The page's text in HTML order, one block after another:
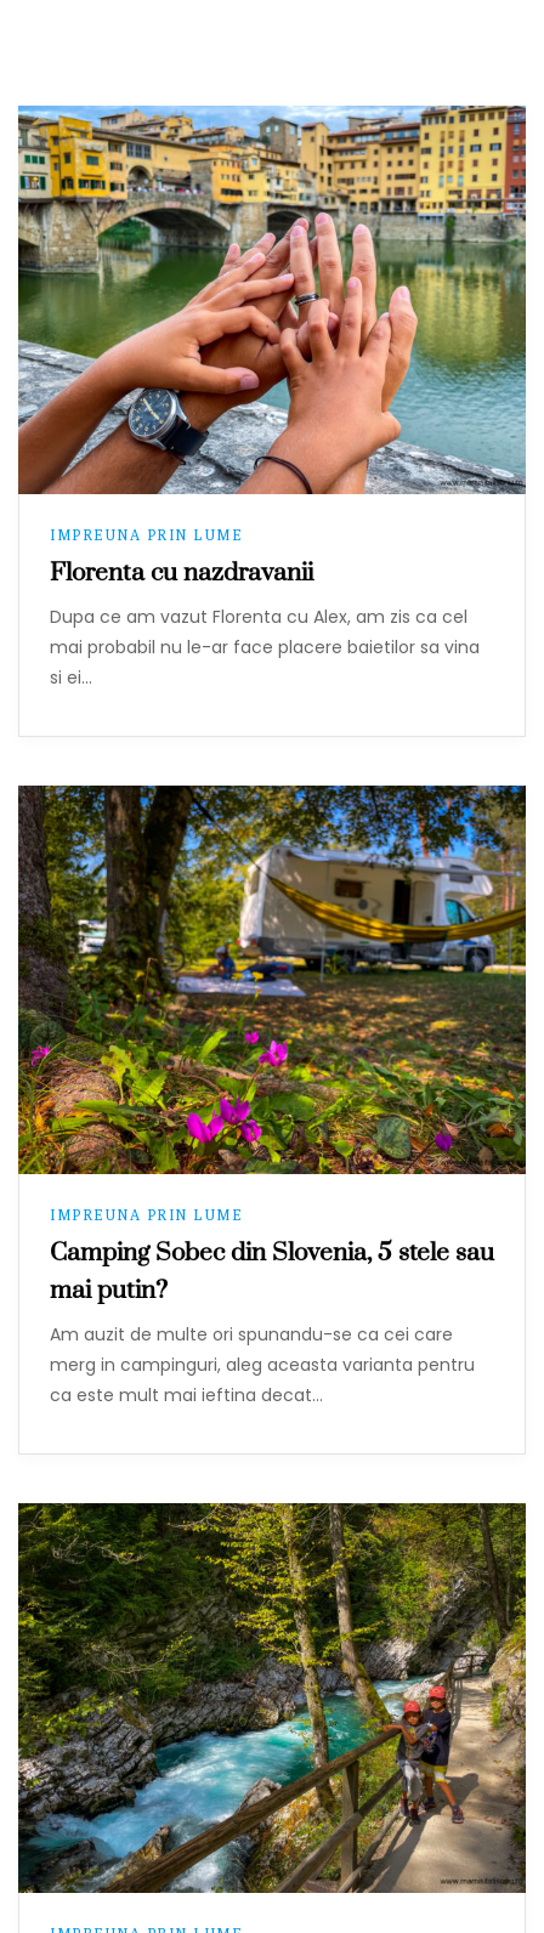
IMPREUNA PRIN LUME
Florenta cu nazdravanii
Dupa ce am vazut Florenta cu Alex, am zis ca cel
mai probabil nu le-ar face placere baietilor sa vina
si ei…
IMPREUNA PRIN LUME
Camping Sobec din Slovenia, 5 stele sau
mai putin?
Am auzit de multe ori spunandu-se ca cei care
merg in campinguri, aleg aceasta varianta pentru
ca este mult mai ieftina decat…